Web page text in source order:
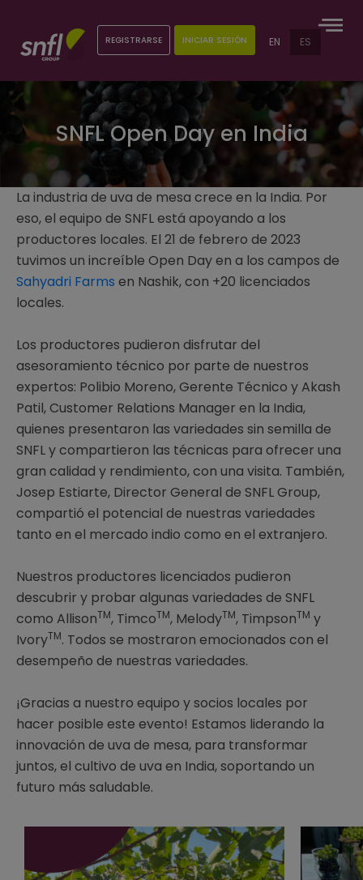
REGISTRARSE INICIAR SESIÓN EN ES
SNFL Open Day en India
La industria de uva de mesa crece en la India. Por
eso, el equipo de SNFL está apoyando a los
productores locales. El 21 de febrero de 2023
tuvimos un increíble Open Day en a los campos de
Sahyadri Farms en Nashik, con +20 licenciados
locales.
Los productores pudieron disfrutar del
asesoramiento técnico por parte de nuestros
expertos: Polibio Moreno, Gerente Técnico y Akash
Patil, Customer Relations Manager en la India,
quienes presentaron las variedades sin semilla de
SNFL y compartieron las técnicas para ofrecer una
gran calidad y rendimiento, con una visita. También,
Josep Estiarte, Director General de SNFL Group,
compartió el potencial de nuestras variedades
tanto en el mercado indio como en el extranjero.
Nuestros productores licenciados pudieron
descubrir y probar algunas variedades de SNFL
como AllisonTM, TimcoTM, MelodyTM, TimpsonTM y
IvoryTM. Todos se mostraron emocionados con el
desempeño de nuestras variedades.
¡Gracias a nuestro equipo y socios locales por
hacer posible este evento! Estamos liderando la
innovación de uva de mesa, para transformar
juntos, el cultivo de uva en India, soportando un
futuro más saludable.